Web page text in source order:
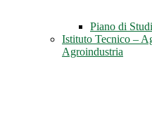
Piano di
Istituto Tecnico –
Agroindustria